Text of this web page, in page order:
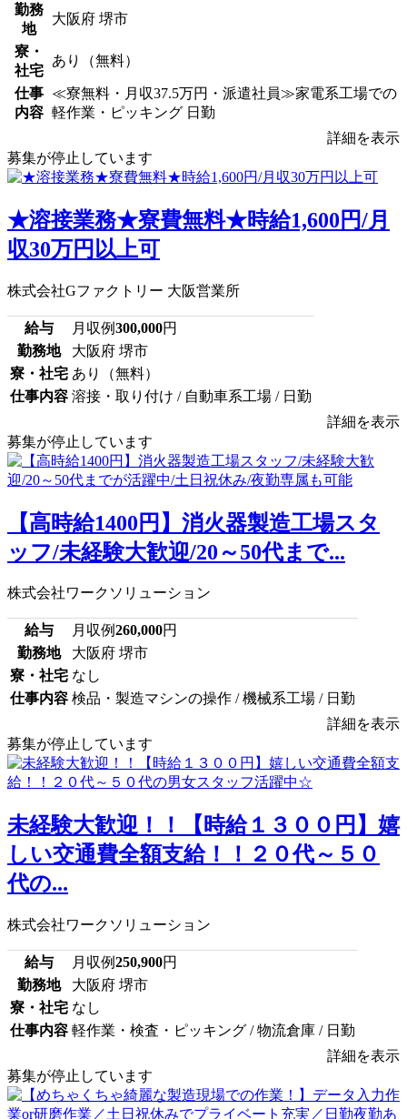
勤務
地
大阪府 堺市
寮・
社宅
あり（無料）
仕事
内容
≪寮無料・月収37.5万円・派遣社員≫家電系工場での
軽作業・ピッキング 日勤
詳細を表示
募集が停止しています
★溶接業務★寮費無料★時給1,600円/月
収30万円以上可
株式会社Gファクトリー 大阪営業所
給与 月収例300,000円
勤務地
大阪府 堺市
寮・社宅 あり（無料）
仕事内容 溶接・取り付け / 自動車系工場 / 日勤
詳細を表示
募集が停止しています
【高時給1400円】消火器製造工場スタ
ッフ/未経験大歓迎/20～50代まで...
株式会社ワークソリューション
給与 月収例260,000円
勤務地
大阪府 堺市
寮・社宅 なし
仕事内容 検品・製造マシンの操作 / 機械系工場 / 日勤
詳細を表示
募集が停止しています
未経験大歓迎！！【時給１３００円】嬉
しい交通費全額支給！！２０代～５０
代の...
株式会社ワークソリューション
給与 月収例250,900円
勤務地
大阪府 堺市
寮・社宅 なし
仕事内容 軽作業・検査・ピッキング / 物流倉庫 / 日勤
詳細を表示
募集が停止しています